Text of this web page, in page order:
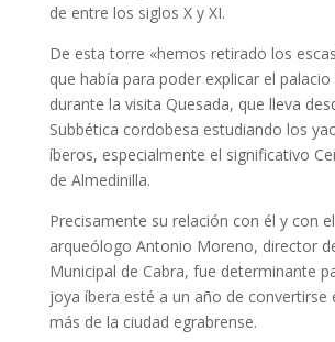
de entre los siglos X y XI.
De esta torre «hemos retirado los
que había para poder explicar el palacio
durante la visita Quesada, que lleva
Subbética cordobesa estudiando los
íberos, especialmente el significativo
de Almedinilla.
Precisamente su relación con él y con
arqueólogo Antonio Moreno, director
Municipal de Cabra, fue determinante
joya íbera esté a un año de convertirse
más de la ciudad egrabrense.